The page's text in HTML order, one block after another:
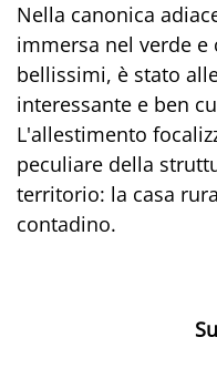
Nella canonica
immersa nel verde
bellissimi, è stato
interessante e ben
L'allestimento
peculiare della
territorio: la casa
contadino.